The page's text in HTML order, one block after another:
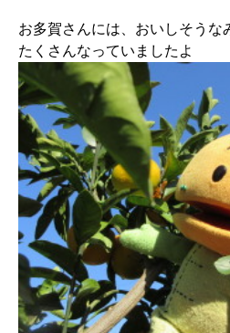
お多賀さんには、おいしそうな
たくさんなっていましたよ